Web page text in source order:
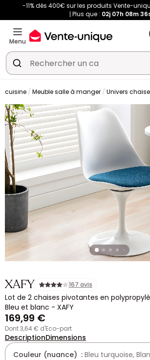
-11% dès 400€ sur les produits Vente-
Plus que : 02j 07h 08m
Menu
cuisine Meuble salle à manger Univers
XAFY 167 avis
Lot de 2 chaises pivotantes en
Bleu et blanc - XAFY
169,99 €
dont 3,64 € d'Eco-part
DescriptionDimensions
Couleur (nuance) : Bleu turquoise,